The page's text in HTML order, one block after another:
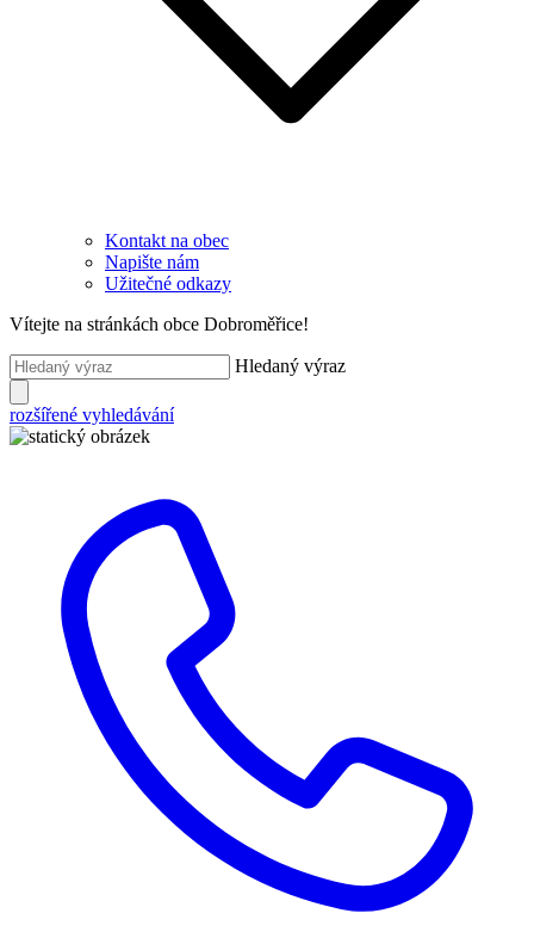
Kontakt na obec
Napište nám
Užitečné odkazy
Vítejte na stránkách obce Dobroměřice!
Hledaný výraz
rozšířené vyhledávání